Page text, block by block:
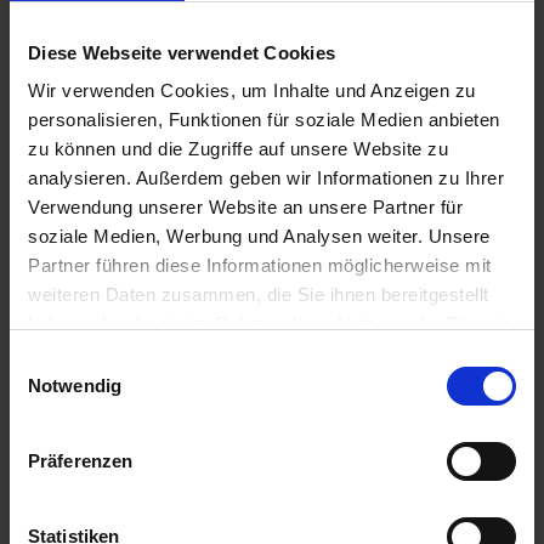
Diese Webseite verwendet Cookies
Wir verwenden Cookies, um Inhalte und Anzeigen zu
personalisieren, Funktionen für soziale Medien anbieten
zu können und die Zugriffe auf unsere Website zu
analysieren. Außerdem geben wir Informationen zu Ihrer
Verwendung unserer Website an unsere Partner für
soziale Medien, Werbung und Analysen weiter. Unsere
Partner führen diese Informationen möglicherweise mit
weiteren Daten zusammen, die Sie ihnen bereitgestellt
Notwendig
Präferenzen
Statistiken
IN DEN
WARENKORB
IN DEN
WARENKORB
Anmelden für Ihren persönlichen Preis
12,68 € / St
15,09 €
inkl. 19% MwSt.
Lieferung voraussichtlich ab 22.10.26
Menge